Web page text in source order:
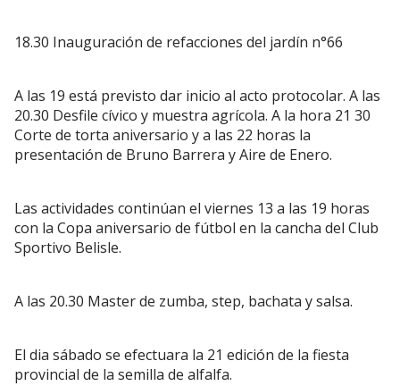
18.30 Inauguración de refacciones del jardín n°66
A las 19 está previsto dar inicio al acto protocolar. A las
20.30 Desfile cívico y muestra agrícola. A la hora 21 30
Corte de torta aniversario y a las 22 horas la
presentación de Bruno Barrera y Aire de Enero.
Las actividades continúan el viernes 13 a las 19 horas
con la Copa aniversario de fútbol en la cancha del Club
Sportivo Belisle.
A las 20.30 Master de zumba, step, bachata y salsa.
El dia sábado se efectuara la 21 edición de la fiesta
provincial de la semilla de alfalfa.